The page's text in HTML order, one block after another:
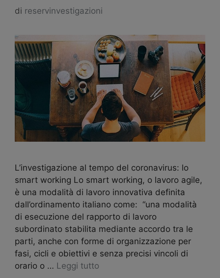
di reservinvestigazioni
L’investigazione al tempo del coronavirus: lo
smart working Lo smart working, o lavoro agile,
è una modalità di lavoro innovativa definita
dall’ordinamento italiano come: “una modalità
di esecuzione del rapporto di lavoro
subordinato stabilita mediante accordo tra le
parti, anche con forme di organizzazione per
fasi, cicli e obiettivi e senza precisi vincoli di
orario o … Leggi tutto